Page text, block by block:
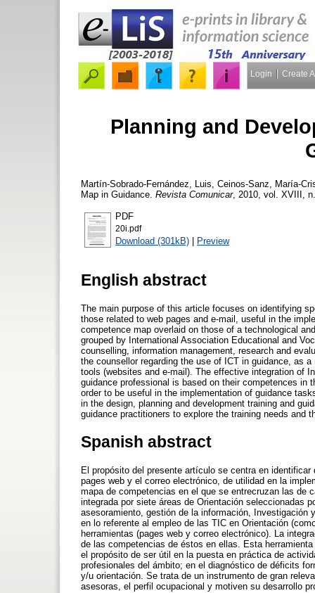
Login Create
Planning and
Martín-Sobrado-Fernández, Luis Ceinos-Sanz, María-
Map in Guidance. Revista Comunicar, 2010, vol. XVIII,
PDF
20i.pdf
Download (301kB) | Preview
English abstract
The main purpose of this article focuses on identifying
those related to web pages and e-mail, useful in the
competence map overlaid on those of a technological
grouped by International Association Educational and
counselling, information management, research and
the counsellor regarding the use of ICT in guidance, as
tools (websites and e-mail). The effective integration of
guidance professional is based on their competences in
order to be useful in the implementation of guidance
in the design, planning and development training and
guidance practitioners to explore the training needs and
Spanish abstract
El propósito del presente artículo se centra en
pages web y el correo electrónico, de utilidad en la
mapa de competencias en el que se entrecruzan las de
integrada por siete áreas de Orientación seleccionadas
asesoramiento, gestión de la información, Investigación
en lo referente al empleo de las TIC en Orientación
herramientas (pages web y correo electrónico). La
de las competencias de éstos en ellas. Esta
el propósito de ser útil en la puesta en práctica de
profesionales del ámbito; en el diagnóstico de déficits
y/u orientación. Se trata de un instrumento de gran
asesoras, el perfil ocupacional y motiven su desarrollo